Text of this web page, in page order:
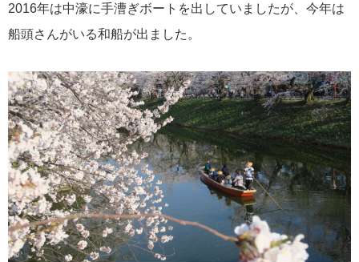
2016年は中濠に手漕ぎボートを出していましたが、今年は
船頭さんがいる和船が出ました。